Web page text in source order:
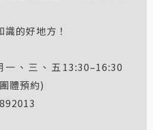
的好地方！
、三、五13:30–16:30
體預約)